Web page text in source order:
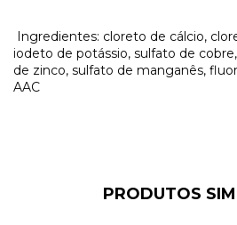
Ingredientes: cloreto de cálcio,
iodeto de potássio, sulfato de
de zinco, sulfato de manganês,
AAC
PRODUTOS